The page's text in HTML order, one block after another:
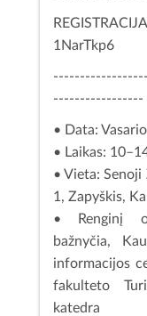
1NarTkp6
-----------------
• Data:
• Laikas:
• Vieta: Senoji
1, Zapyškis,
• Renginį
bažnyčia,
informacijos
fakulteto
katedra